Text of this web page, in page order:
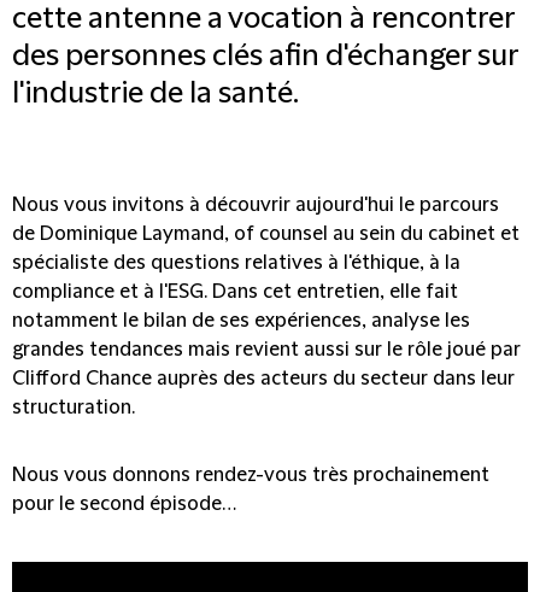
cette antenne a vocation à rencontrer
des personnes clés afin d'échanger sur
l'industrie de la santé.
Nous vous invitons à découvrir aujourd'hui le parcours
de Dominique Laymand, of counsel au sein du cabinet et
spécialiste des questions relatives à l'éthique, à la
compliance et à l'ESG. Dans cet entretien, elle fait
notamment le bilan de ses expériences, analyse les
grandes tendances mais revient aussi sur le rôle joué par
Clifford Chance auprès des acteurs du secteur dans leur
structuration.
Nous vous donnons rendez-vous très prochainement
pour le second épisode…